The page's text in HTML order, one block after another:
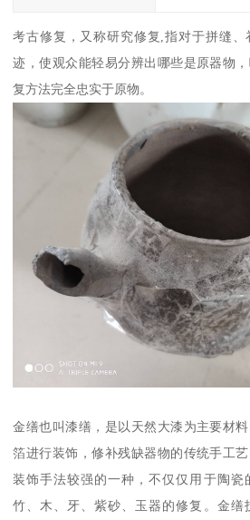
考古修复，又称研究修复,指对于拼缝
迹，使观众能轻易分辨出哪些是原器物
复方法完全忠实于原物。
金缮也叫漆缮，是以天然大漆为主要材
箔进行装饰，修补残缺器物的传统手工
装饰手法较强的一种，不仅仅用于陶瓷
竹、木、牙、紫砂、玉器的修复。金缮